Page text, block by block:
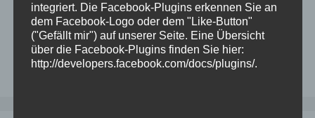
Kategorien
Oracle
Schlagwörter
check,dbsat,oracle,scan,security,sicherheit
Kommentar hinterlassen
integriert. Die Facebook-Plugins erkennen Sie an
dem Facebook-Logo oder dem "Like-Button"
("Gefällt mir") auf unserer Seite. Eine Übersicht
über die Facebook-Plugins finden Sie hier:
http://developers.facebook.com/docs/plugins/.